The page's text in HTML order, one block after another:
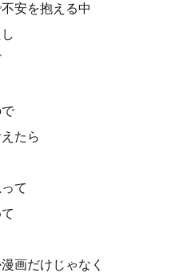
安を抱える中
たら
て
画だけじゃなく